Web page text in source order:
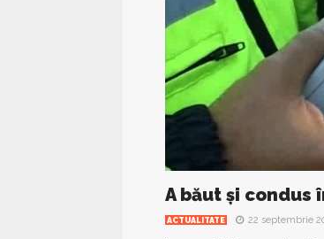
A băut și condus
ACTUALITATE 22 septembrie